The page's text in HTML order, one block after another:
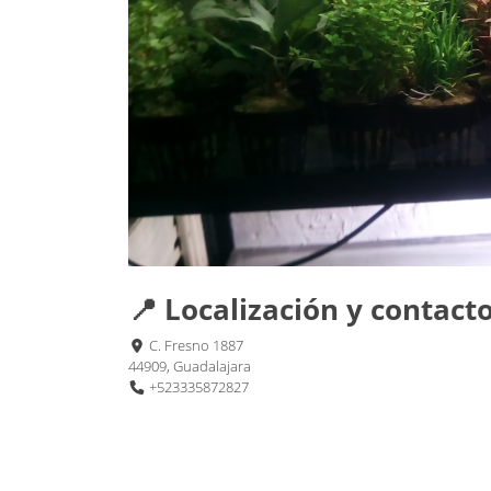
📍 Localización y
C. Fresno 1887
44909, Guadalajara
+523335872827